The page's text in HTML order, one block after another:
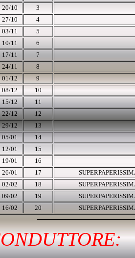
20/10
3
27/10
4
03/11
5
10/11
6
17/11
7
24/11
8
01/12
9
08/12
10
15/12
11
22/12
12
29/12
13
05/01
14
12/01
15
19/01
16
26/01
17
02/02
18
09/02
19
16/02
20